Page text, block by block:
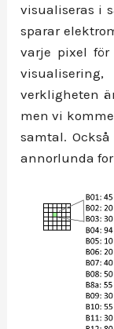
visualiseras i
sparar
varje pixel för
verkligheten
men vi
samtal.
annorlunda